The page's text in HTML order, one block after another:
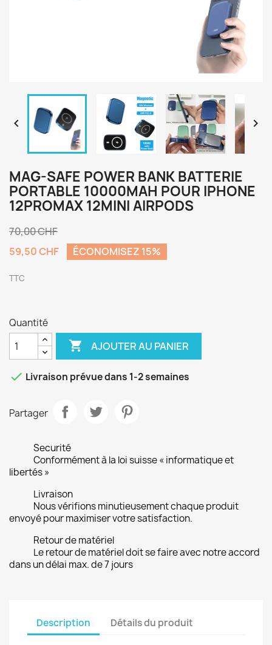
 
MAG-SAFE POWER BANK BATTERIE
PORTABLE 10000MAH POUR IPHONE
12PROMAX 12MINI AIRPODS
70,00 CHF
59,50 CHF
ÉCONOMISEZ 15%
TTC
Quantité
 AJOUTER AU PANIER
 Livraison prévue dans 1-2 semaines
Partager
Securité
Conformément à la loi suisse « informatique et
libertés »
Livraison
Nous vérifions minutieusement chaque produit
envoyé pour maximiser votre satisfaction.
Retour de matériel
Le retour de matériel doit se faire avec notre accord
dans un délai max. de 7 jours
Description Détails du produit